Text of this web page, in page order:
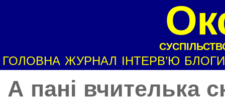
ГОЛОВНА ЖУРНАЛ ІНТЕРВ’Ю БЛОГИ
А пані вчителька